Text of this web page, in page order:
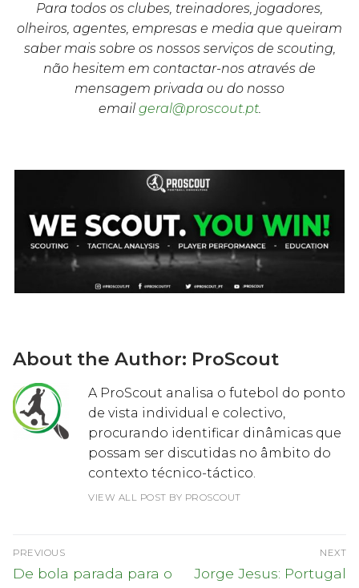
Para todos os clubes, treinadores, jogadores,
olheiros, agentes, empresas e media que queiram
saber mais sobre os nossos serviços de scouting,
não hesitem em contactar-nos através de
mensagem privada ou do nosso
email geral@proscout.pt.
About the Author: ProScout
A ProScout analisa o futebol do ponto
de vista individual e colectivo,
procurando identificar dinâmicas que
possam ser discutidas no âmbito do
contexto técnico-táctico.
VIEW ALL POST BY PROSCOUT
Navegação
de
PREVIOUS
Previous
De bola parada para o
NEXT
Next
Jorge Jesus: Portugal